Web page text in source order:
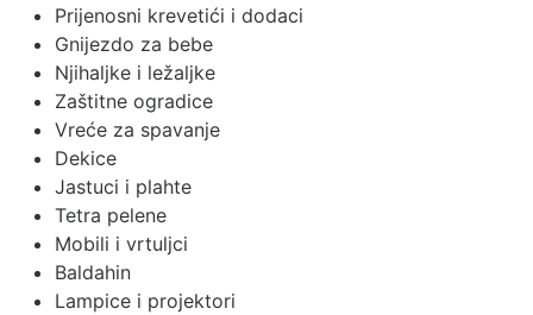
Prijenosni krevetići i dodaci
Gnijezdo za bebe
Njihaljke i ležaljke
Zaštitne ogradice
Vreće za spavanje
Dekice
Jastuci i plahte
Tetra pelene
Mobili i vrtuljci
Baldahin
Lampice i projektori